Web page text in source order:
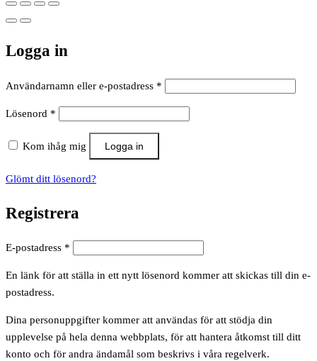
Logga in
Användarnamn eller e-postadress *
Lösenord *
Kom ihåg mig Logga in
Glömt ditt lösenord?
Registrera
E-postadress *
En länk för att ställa in ett nytt lösenord kommer att skickas till din e-
postadress.
Dina personuppgifter kommer att användas för att stödja din
upplevelse på hela denna webbplats, för att hantera åtkomst till ditt
konto och för andra ändamål som beskrivs i våra regelverk.